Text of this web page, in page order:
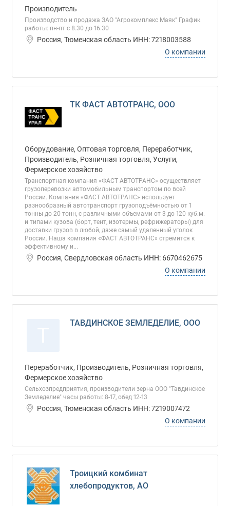
Производитель
Производство и продажа ЗАО "Агрокомплекс Маяк" График
работы: пн-пт с 8.30 до 16.30
Россия, Тюменская область ИНН: 7218003588
О компании
ТК ФАСТ АВТОТРАНС, ООО
Оборудование, Оптовая торговля, Переработчик,
Производитель, Розничная торговля, Услуги,
Фермерское хозяйство
Транспортная компания «ФАСТ АВТОТРАНС» осуществляет
грузоперевозки автомобильным транспортом по всей
России. Компания «ФАСТ АВТОТРАНС» использует
разнообразный автотранспорт грузоподъёмностью от 1
тонны до 20 тонн, с различными объемами от 3 до 120 куб.м.
и типами кузова (борт, тент, изотермы, рефрижераторы) для
доставки грузов в любой, даже самый удаленный уголок
России. Наша компания «ФАСТ АВТОТРАНС» стремится к
эффективному и...
Россия, Свердловская область ИНН: 6670462675
О компании
ТАВДИНСКОЕ ЗЕМЛЕДЕЛИЕ, ООО
Переработчик, Производитель, Розничная торговля,
Фермерское хозяйство
Сельхозпредприятия, производители зерна ООО "Тавдинское
Земледелие" часы работы: 8-17, обед 12-13
Россия, Тюменская область ИНН: 7219007472
О компании
Троицкий комбинат
хлебопродуктов, АО